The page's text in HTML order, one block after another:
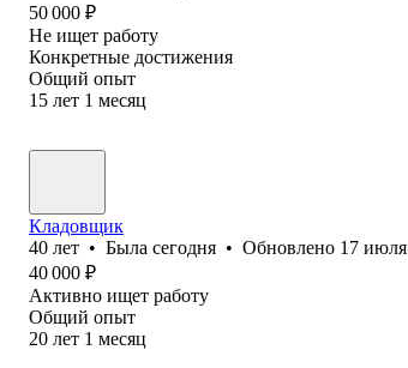
50 000 ₽
Не ищет работу
Конкретные достижения
Общий опыт
15 лет 1 месяц
Кладовщик
40 лет • Была сегодня • Обновлено 17 июля
40 000 ₽
Активно ищет работу
Общий опыт
20 лет 1 месяц